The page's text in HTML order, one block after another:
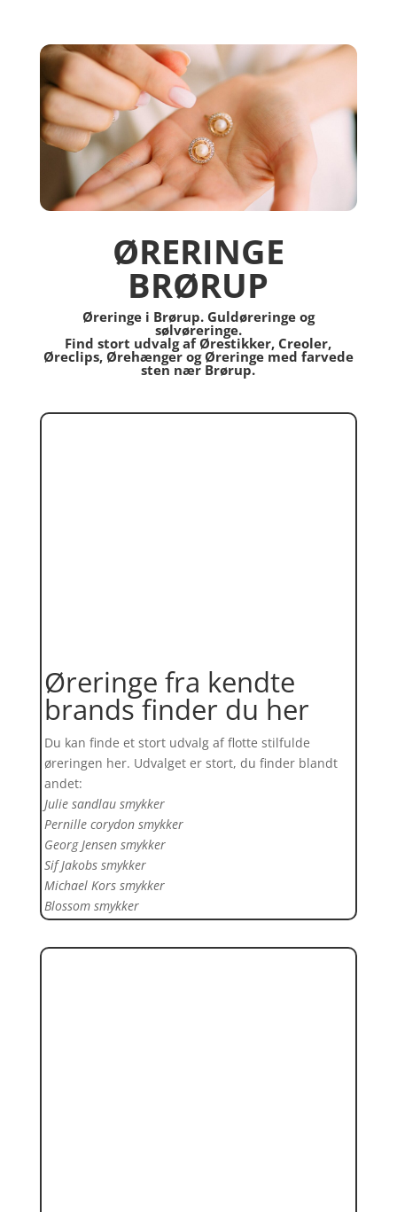
ØRERINGE
BRØRUP
Øreringe i Brørup. Guldøreringe og
sølvøreringe.
Find stort udvalg af Ørestikker, Creoler,
Øreclips, Ørehænger og Øreringe med farvede
sten nær Brørup.
Øreringe fra kendte
brands finder du her
Du kan finde et stort udvalg af flotte stilfulde
øreringen her. Udvalget er stort, du finder blandt
andet:
Julie sandlau smykker
Pernille corydon smykker
Georg Jensen smykker
Sif Jakobs smykker
Michael Kors smykker
Blossom smykker